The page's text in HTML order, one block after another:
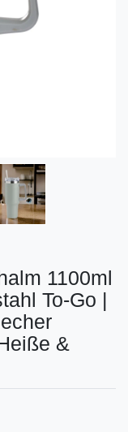
1100ml
To-Go |
&